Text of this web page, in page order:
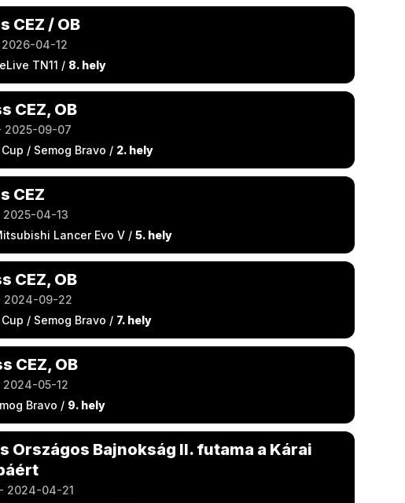
CEZ / OB
04-12
TN11 / 8. hely
CEZ, OB
2025-09-07
Cup / Semog Bravo / 2. hely
CEZ
04-13
Lancer Evo V / 5. hely
CEZ, OB
2024-09-22
Cup / Semog Bravo / 7. hely
CEZ, OB
05-12
Bravo / 9. hely
Országos Bajnokság II. futama a Kárai
2024-04-21